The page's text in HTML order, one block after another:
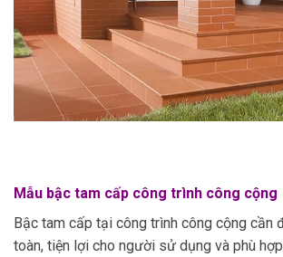
Mẫu bậc tam cấp công trình công cộng
Bậc tam cấp tại công trình công cộng cần
toàn, tiện lợi cho người sử dụng và phù